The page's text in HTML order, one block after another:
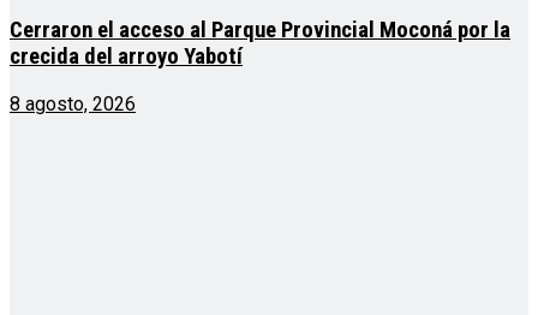
Cerraron el acceso al Parque Provincial Moconá por la
crecida del arroyo Yabotí
8 agosto, 2026